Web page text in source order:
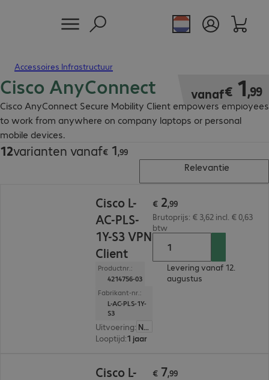
Accessoires Infrastructuur
Cisco AnyConnect
Cisco AnyConnect Secure Mobility Client empowers employees
to work from anywhere on company laptops or personal
mobile devices.
vanaf€ 1,99
€ 1,99
12varianten vanaf€ 1,99
€ 1,99
Relevantie
Cisco L-
AC-PLS-
1Y-S3 VPN
Client
Productnr.:
4214756-03
Fabrikant-nr.:
L-AC-PLS-1Y-
S3
Uitvoering:
Nederland
Looptijd:1 jaar
€ 2,99
Brutoprijs: € 3,62 incl. € 0,63
btw
Levering vanaf 12.
augustus
Cisco L-
€ 7,99